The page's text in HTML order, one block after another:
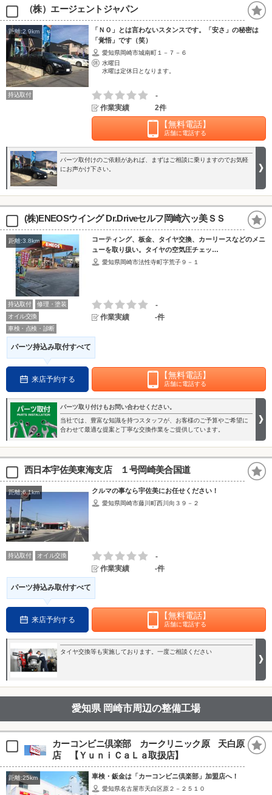
（株）エージェントジャパン
距離:2.9km
「ＮＯ」とは言わないスタンスです。「安さ」の秘密は
「覚悟」です（笑）
愛知県岡崎市城南町１－７－６
水曜日
水曜は定休日となります。
持込取付
-
作業実績
2件
【無料電話】
店舗に電話する
パーツ取付けのご依頼があれば、まずはご相談に乗りますのでお気軽
にお声かけ下さい。
(株)ENEOSウイング Dr.Driveセルフ岡崎六ッ美ＳＳ
距離:3.8km
コーティング、板金、タイヤ交換、カーリースなどのメニ
ューを取り扱い。タイヤの空気圧チェッ…
愛知県岡崎市法性寺町字荒子９－１
持込取付
修理・塗装
オイル交換
車検・点検・診断
-
作業実績
-件
パーツ持込み取付すべて
来店予約する 【無料電話】
店舗に電話する
パーツ取り付けもお問い合わせください。
当社では、豊富な知識を持つスタッフが、お客様のご予算やご希望に
合わせて最適な提案と丁寧な交換作業をご提供しています。
西日本宇佐美東海支店 １号岡崎美合国道
距離:6.1km クルマの事なら宇佐美にお任せください！
愛知県岡崎市藤川町西川向３９－２
持込取付 オイル交換
-
作業実績
-件
パーツ持込み取付すべて
来店予約する 【無料電話】
店舗に電話する
タイヤ交換等も実施しております。一度ご相談ください
愛知県 岡崎市周辺の整備工場
カーコンビニ倶楽部 カークリニック原 天白原
店 【ＹｕｎｉＣａＬａ取扱店】
距離:25km 車検・鈑金は「カーコンビニ倶楽部」加盟店へ！
愛知県名古屋市天白区原２－２５１０